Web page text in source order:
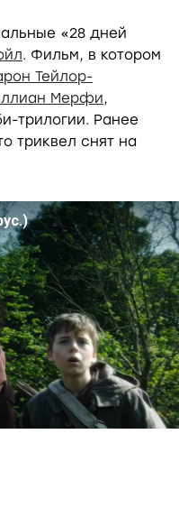
«28 дней
. Фильм, в котором
Тейлор-
Мерфи,
трилогии. Ранее
триквел снят на